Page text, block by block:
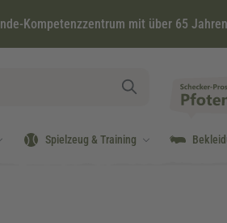
Kompetenzzentrum mit über 65
Spielzeug & Training